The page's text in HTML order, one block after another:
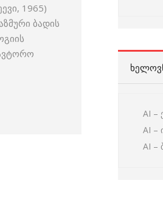
1965)
ბადის
AI –
AI –
AI –